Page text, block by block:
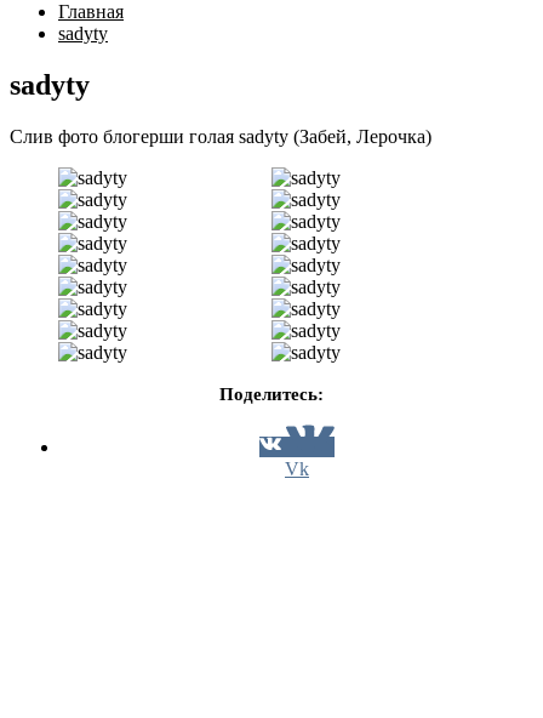
Главная
sadyty
sadyty
Слив фото блогерши голая sadyty (Забей, Лерочка)
Поделитесь:
Vk